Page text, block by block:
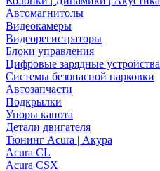
Автомагнитолы
Видеокамеры
Видеорегистраторы
Блоки управления
Цифровые зарядные устройства
Системы безопасной парковки
Автозапчасти
Подкрылки
Упоры капота
Детали двигателя
Тюнинг Acura | Акура
Acura CL
Acura CSX